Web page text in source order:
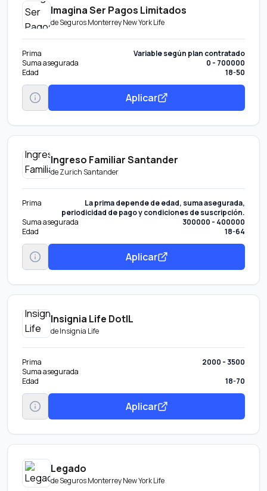
Imagina Ser Pagos Limitados
deSeguros Monterrey New York Life
Prima
Variable según plan contratado
Suma asegurada
0 - 700000
Edad
18-50
Aplicar
Ingreso Familiar Santander
deZurich Santander
Prima
La prima depende de edad, suma asegurada,
periodicidad de pago y condiciones de suscripción.
Suma asegurada
300000 - 400000
Edad
18-64
Aplicar
Insignia Life DotIL
deInsignia Life
Prima
2000 - 3500
Suma asegurada
Edad
18-70
Aplicar
Legado
deSeguros Monterrey New York Life